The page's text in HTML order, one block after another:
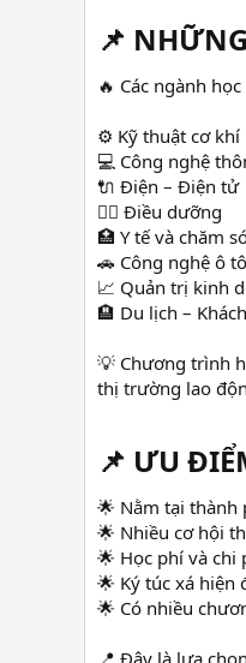
📌
🔥 Các ngành
⚙️ Kỹ thuật cơ khí
💻 Công nghệ
🔌 Điện – Điện tử
👩‍⚕️ Điều dưỡng
🏥 Y tế và chăm
🚗 Công nghệ ô tô
📈 Quản trị kinh
🏨 Du lịch –
💡 Chương trình
thị trường lao
📌 ƯU
🌟 Nằm tại thành
🌟 Nhiều cơ hội
🌟 Học phí và
🌟 Ký túc xá hiện
🌟 Có nhiều
📍 Đây là lựa